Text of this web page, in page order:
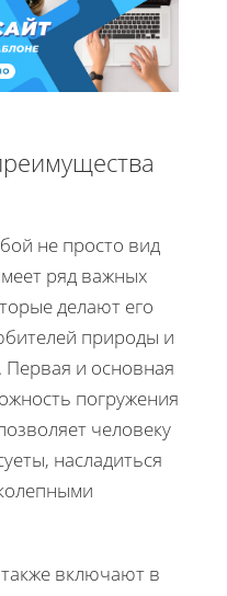
не просто вид
ряд важных
делают его
природы и
Первая и основная
погружения
человеку
насладиться
включают в